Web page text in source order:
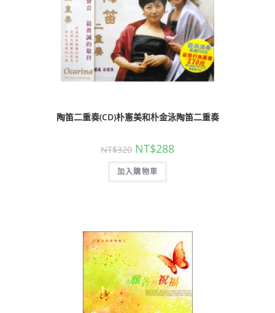
陶笛二重奏(CD)朴憲美和朴金泳陶笛二重奏
NT$320 NT$288
加入購物車